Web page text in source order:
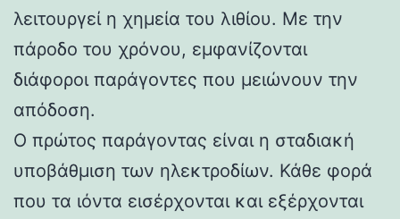
λειτουργεί η χημεία του λιθίου. Με την
πάροδο του χρόνου, εμφανίζονται
διάφοροι παράγοντες που μειώνουν την
απόδοση.
Ο πρώτος παράγοντας είναι η σταδιακή
υποβάθμιση των ηλεκτροδίων. Κάθε φορά
που τα ιόντα εισέρχονται και εξέρχονται